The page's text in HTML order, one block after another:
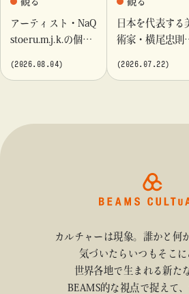
アーティスト・NaQ
stoeru.m.j.k.の個展
(2026.08.04)
日本を代表する
術家・横尾忠則
Y〉にて開催
(2026.07.22)
カルチャーは現象。誰かと何
気づいたらいつもそこに
世界各地で生まれる新た
BEAMS的な視点で捉えて、